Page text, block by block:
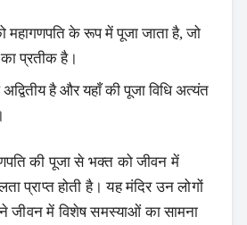
महागणपति के रूप में पूजा जाता है, जो
प्रतीक है।
अद्वितीय है और यहाँ की पूजा विधि अत्यंत
की पूजा से भक्त को जीवन में
प्राप्त होती है। यह मंदिर उन लोगों
जीवन में विशेष समस्याओं का सामना